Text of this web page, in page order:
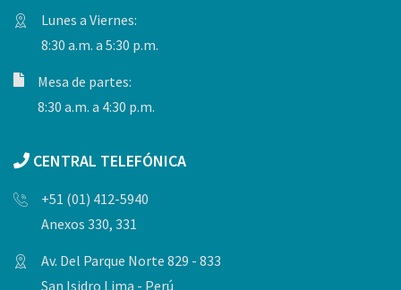
Lunes a Viernes:
8:30 a.m. a 5:30 p.m.
Mesa de partes:
8:30 a.m. a 4:30 p.m.
CENTRAL TELEFÓNICA
+51 (01) 412-5940
Anexos 330, 331
Av. Del Parque Norte 829 - 833
San Isidro Lima - Perú